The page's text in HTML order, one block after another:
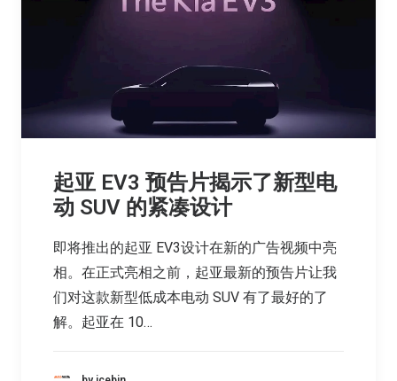
起亚 EV3 预告片揭示了新型电
动 SUV 的紧凑设计
即将推出的起亚 EV3设计在新的广告视频中亮
相。在正式亮相之前，起亚最新的预告片让我
们对这款新型低成本电动 SUV 有了最好的了
解。起亚在 10…